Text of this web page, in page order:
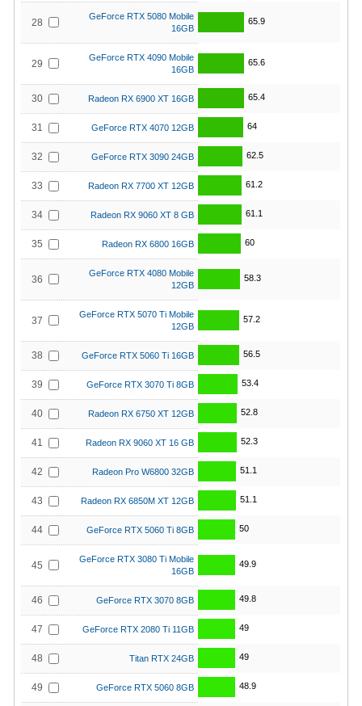
28
GeForce RTX 5080 Mobile
16GB
65.9
29
GeForce RTX 4090 Mobile
16GB
65.6
30 Radeon RX 6900 XT 16GB 65.4
31 GeForce RTX 4070 12GB 64
32 GeForce RTX 3090 24GB 62.5
33 Radeon RX 7700 XT 12GB 61.2
34 Radeon RX 9060 XT 8 GB 61.1
35 Radeon RX 6800 16GB 60
36
GeForce RTX 4080 Mobile
12GB
58.3
37
GeForce RTX 5070 Ti Mobile
12GB
57.2
38 GeForce RTX 5060 Ti 16GB 56.5
39 GeForce RTX 3070 Ti 8GB 53.4
40 Radeon RX 6750 XT 12GB 52.8
41 Radeon RX 9060 XT 16 GB 52.3
42 Radeon Pro W6800 32GB 51.1
43 Radeon RX 6850M XT 12GB 51.1
44 GeForce RTX 5060 Ti 8GB 50
45
GeForce RTX 3080 Ti Mobile
16GB
49.9
46 GeForce RTX 3070 8GB 49.8
47 GeForce RTX 2080 Ti 11GB 49
48 Titan RTX 24GB 49
49 GeForce RTX 5060 8GB 48.9